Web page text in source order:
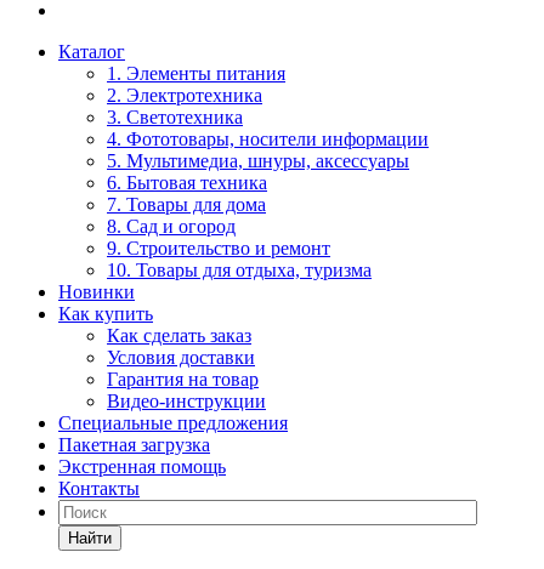
Каталог
1. Элементы питания
2. Электротехника
3. Светотехника
4. Фототовары, носители информации
5. Мультимедиа, шнуры, аксессуары
6. Бытовая техника
7. Товары для дома
8. Сад и огород
9. Строительство и ремонт
10. Товары для отдыха, туризма
Новинки
Как купить
Как сделать заказ
Условия доставки
Гарантия на товар
Видео-инструкции
Специальные предложения
Пакетная загрузка
Экстренная помощь
Контакты
Найти